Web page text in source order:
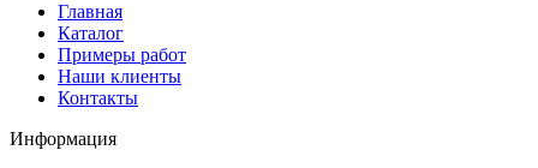
Главная
Каталог
Примеры работ
Наши клиенты
Контакты
Информация